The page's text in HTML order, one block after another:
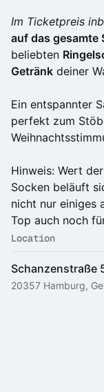
Im Ticketpreis
auf das gesamte
beliebten
Getränk deiner
Ein entspannter
perfekt zum
Hinweis: Wert
Socken beläuft
nicht nur einiges
Top auch noch
Location
Schanzenstraße
20357 Hamburg,